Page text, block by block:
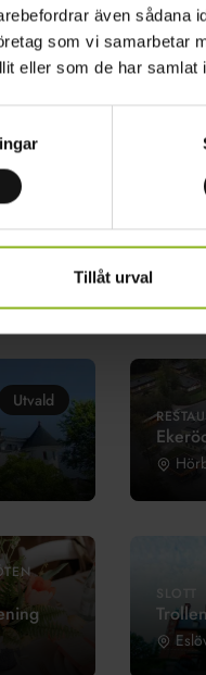
även sådana
som vi samarbetar
eller som de har
Tillåt urval
Utvald
Utvald
SLOTT